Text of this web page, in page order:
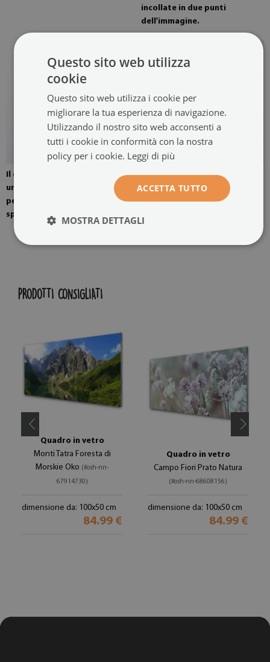
incollate in due punti
dell'immagine.
Il quadro è montato con
un'opzione di quattro
pendenti. Appendini per
specchi montati a parete.
L'immagine è pronta per
essere assemblata.
PRODOTTI CONSIGLIATI
Quadro in vetro
Monti Tatra Foresta di
Morskie Oko (#osh-nn-
67914730)
dimensione da: 100x50 cm
84.99 €
Quadro in vetro
Campo Fiori Prato Natura
(#osh-nn-68608156)
dimensione da: 100x50 cm
84.99 €
Questo sito web utilizza
cookie
Questo sito web utilizza i cookie per
migliorare la tua esperienza di navigazione.
Utilizzando il nostro sito web acconsenti a
tutti i cookie in conformità con la nostra
policy per i cookie. Leggi di più
ACCETTA TUTTO
MOSTRA DETTAGLI